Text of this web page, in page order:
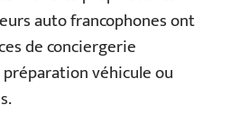
auto francophones ont
de conciergerie
véhicule ou